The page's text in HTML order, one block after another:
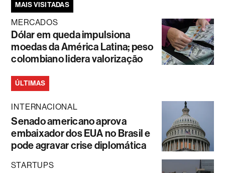
MAIS VISITADAS
MERCADOS
Dólar em queda impulsiona
moedas da América Latina; peso
colombiano lidera valorização
ÚLTIMAS
INTERNACIONAL
Senado americano aprova
embaixador dos EUA no Brasil e
pode agravar crise diplomática
STARTUPS